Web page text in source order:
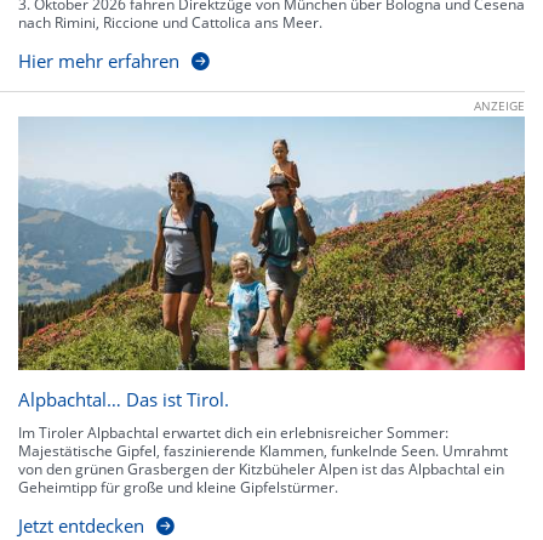
3. Oktober 2026 fahren Direktzüge von München über Bologna und Cesena
nach Rimini, Riccione und Cattolica ans Meer.
Hier mehr erfahren
ANZEIGE
Alpbachtal… Das ist Tirol.
Im Tiroler Alpbachtal erwartet dich ein erlebnisreicher Sommer:
Majestätische Gipfel, faszinierende Klammen, funkelnde Seen. Umrahmt
von den grünen Grasbergen der Kitzbüheler Alpen ist das Alpbachtal ein
Geheimtipp für große und kleine Gipfelstürmer.
Jetzt entdecken